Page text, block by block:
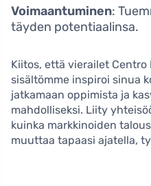
Voimaantuminen:
täyden potentiaalinsa.
Kiitos, että vierailet Centro
sisältömme inspiroi sinua
jatkamaan oppimista ja
mahdolliseksi. Liity
kuinka markkinoiden
muuttaa tapaasi ajatella,